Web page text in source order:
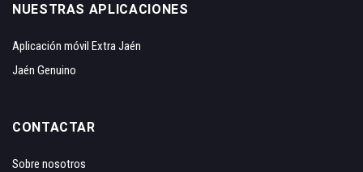
NUESTRAS APLICACIONES
Aplicación móvil Extra Jaén
Jaén Genuino
CONTACTAR
Sobre nosotros